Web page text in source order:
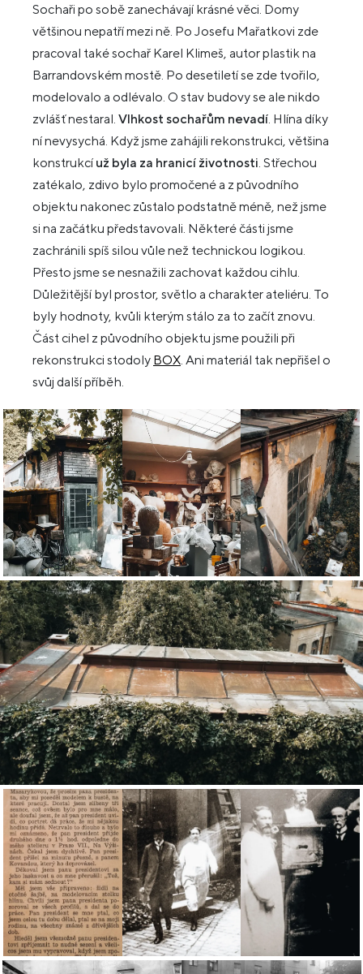
Sochaři po sobě zanechávají krásné věci. Domy
většinou nepatří mezi ně. Po Josefu Mařatkovi zde
pracoval také sochař Karel Klimeš, autor plastik na
Barrandovském mostě. Po desetiletí se zde tvořilo,
modelovalo a odlévalo. O stav budovy se ale nikdo
zvlášť nestaral. Vlhkost sochařům nevadí . Hlína díky
ní nevysychá. Když jsme zahájili rekonstrukci, většina
konstrukcí už byla za hranicí životnosti . Střechou
zatékalo, zdivo bylo promočené a z původního
objektu nakonec zůstalo podstatně méně, než jsme
si na začátku představovali. Některé části jsme
zachránili spíš silou vůle než technickou logikou.
Přesto jsme se nesnažili zachovat každou cihlu.
Důležitější byl prostor, světlo a charakter ateliéru. To
byly hodnoty, kvůli kterým stálo za to začít znovu.
Část cihel z původního objektu jsme použili při
rekonstrukci stodoly BOX . Ani materiál tak nepřišel o
svůj další příběh.